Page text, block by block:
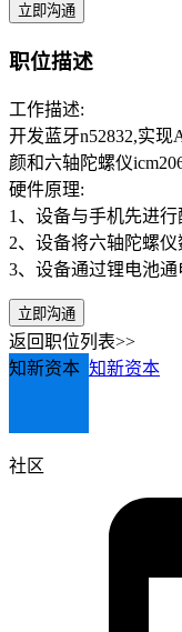
立即沟通
职位描述
工作描述:
开发蓝牙n52832,实
颜和六轴陀螺仪
硬件原理:
1、设备与手机先进行
2、设备将六轴陀螺
3、设备通过锂电池通
立即沟通
返回职位列表>>
知新资本 知新资本
社区